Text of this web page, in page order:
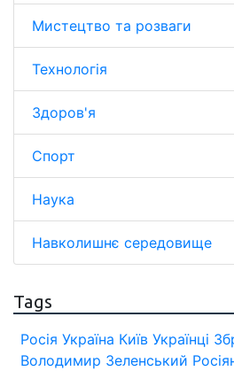
Мистецтво та розваги
Технологія
Здоров'я
Спорт
Наука
Навколишнє середовище
Tags
Росія Україна Київ Українці
Володимир Зеленський